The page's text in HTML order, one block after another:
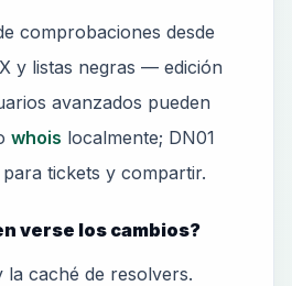
comprobaciones desde
y listas negras — edición
avanzados pueden
whois localmente; DN01
tickets y compartir.
verse los cambios?
la caché de resolvers.